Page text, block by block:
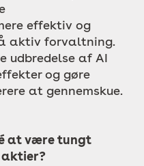
effektiv og
aktiv forvaltning.
udbredelse af AI
og gøre
at gennemskue.
at være tungt
aktier?